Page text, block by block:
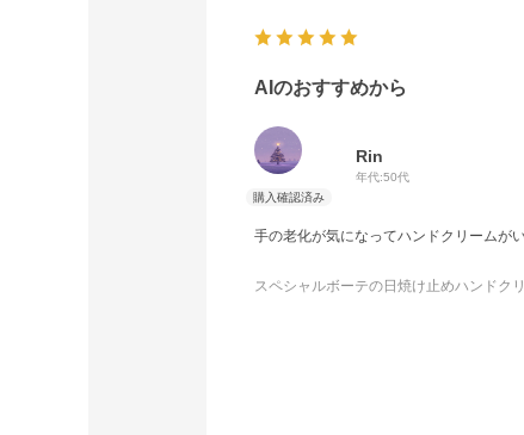
AIのおすすめから
Rin
年代:50代
手の老化が気になってハンドクリームが
スペシャルボーテの日焼け止めハンドク